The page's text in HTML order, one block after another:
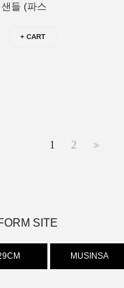
들 (파스
+ CART
1 2 >>
SITE
MUSINSA